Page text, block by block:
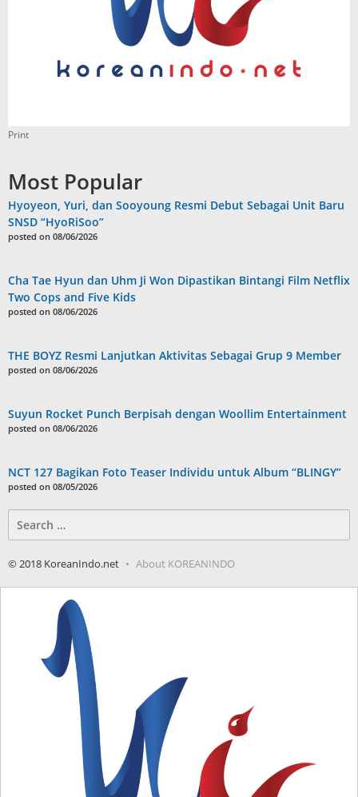
Print
Most Popular
Hyoyeon, Yuri, dan Sooyoung Resmi Debut Sebagai Unit Baru
SNSD “HyoRiSoo”
posted on 08/06/2026
Cha Tae Hyun dan Uhm Ji Won Dipastikan Bintangi Film Netflix
Two Cops and Five Kids
posted on 08/06/2026
THE BOYZ Resmi Lanjutkan Aktivitas Sebagai Grup 9 Member
posted on 08/06/2026
Suyun Rocket Punch Berpisah dengan Woollim Entertainment
posted on 08/06/2026
NCT 127 Bagikan Foto Teaser Individu untuk Album “BLINGY”
posted on 08/05/2026
for:
© 2018 KoreanIndo.net About KOREANINDO